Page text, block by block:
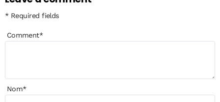
* Required fields
Comment*
Nom*